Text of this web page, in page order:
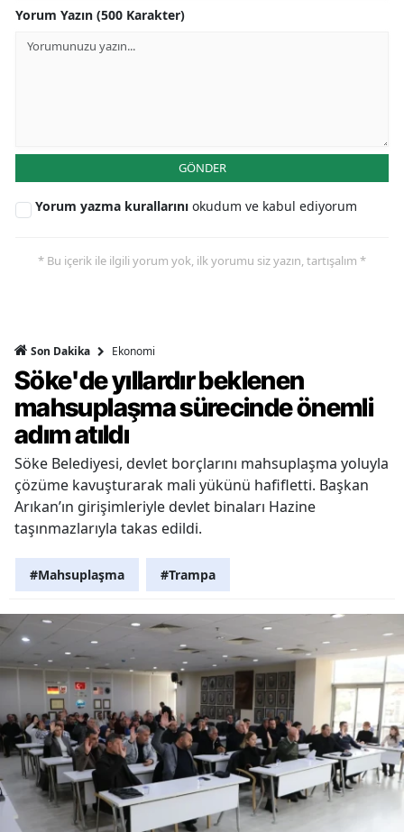
Yorum Yazın (500 Karakter)
GÖNDER
Yorum yazma kurallarını okudum ve kabul ediyorum
* Bu içerik ile ilgili yorum yok, ilk yorumu siz yazın, tartışalım *
Son Dakika Ekonomi
Söke'de yıllardır beklenen
mahsuplaşma sürecinde önemli
adım atıldı
Söke Belediyesi, devlet borçlarını mahsuplaşma yoluyla
çözüme kavuşturarak mali yükünü hafifletti. Başkan
Arıkan’ın girişimleriyle devlet binaları Hazine
taşınmazlarıyla takas edildi.
#Mahsuplaşma #Trampa